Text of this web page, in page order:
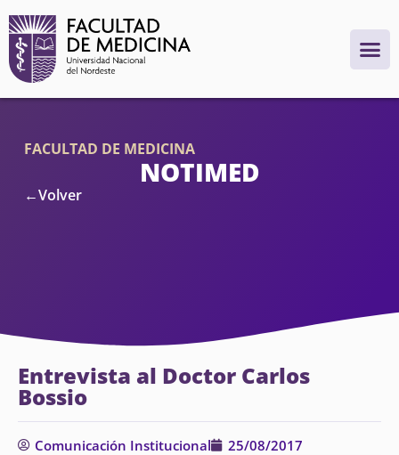
FACULTAD DE MEDICINA
NOTIMED
←Volver
Entrevista al Doctor Carlos
Bossio
Comunicación Institucional 25/08/2017